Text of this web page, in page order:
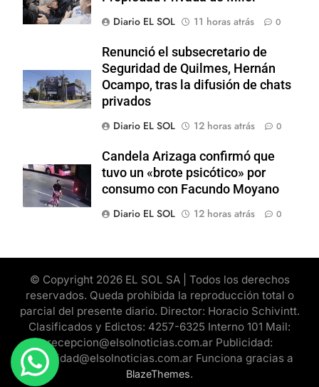
Diario EL SOL
11 horas atrás 0
Renunció el subsecretario de
Seguridad de Quilmes, Hernán
Ocampo, tras la difusión de chats
privados
Diario EL SOL
12 horas atrás 0
Candela Arizaga confirmó que
tuvo un «brote psicótico» por
consumo con Facundo Moyano
Diario EL SOL
12 horas atrás 0
© Copyright 2026 EL SOL SA | Todos los derechos
reservados. Queda prohibida la reproducción total o
parcial del presente diario. Director: Horacio Schivintt.
Clasificados y Edictos: 4257-6325 Interno 101 Mail:
recepcion@elsolnoticias.com.ar Publicidad:
publicidad@elsolnoticias.com.ar Funciona gracias a
BlazeThemes.